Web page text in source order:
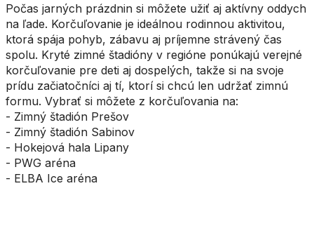
Počas jarných prázdnin si môžete užiť aj aktívny oddych
na ľade. Korčuľovanie je ideálnou rodinnou aktivitou,
ktorá spája pohyb, zábavu aj príjemne strávený čas
spolu. Kryté zimné štadióny v regióne ponúkajú verejné
korčuľovanie pre deti aj dospelých, takže si na svoje
prídu začiatočníci aj tí, ktorí si chcú len udržať zimnú
formu. Vybrať si môžete z korčuľovania na:
- Zimný štadión Prešov
- Zimný štadión Sabinov
- Hokejová hala Lipany
- PWG aréna
- ELBA Ice aréna